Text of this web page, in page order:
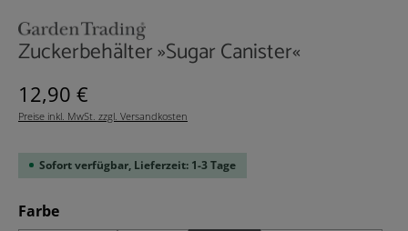
Zuckerbehälter »Sugar Canister«
Regulärer Preis:
12,90 €
Preise inkl. MwSt. zzgl. Versandkosten
Sofort verfügbar, Lieferzeit: 1-3 Tage
Farbeauswählen